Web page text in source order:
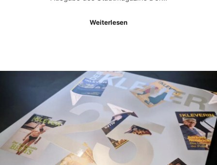
Weiterlesen